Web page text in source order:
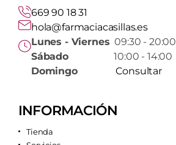
669 90 18 31
hola@farmaciacasillas.es
Lunes - Viernes 09:30 - 20:00
Sábado10:00 - 14:00
Domingo
Consultar
INFORMACIÓN
Tienda